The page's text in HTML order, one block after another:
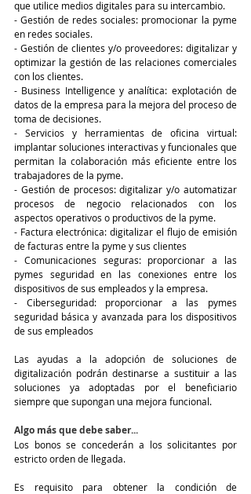
que utilice medios digitales para su intercambio.
- Gestión de redes sociales: promocionar la pyme
en redes sociales.
- Gestión de clientes y/o proveedores: digitalizar y
optimizar la gestión de las relaciones comerciales
con los clientes.
- Business Intelligence y analítica: explotación de
datos de la empresa para la mejora del proceso de
toma de decisiones.
- Servicios y herramientas de oficina virtual:
implantar soluciones interactivas y funcionales que
permitan la colaboración más eficiente entre los
trabajadores de la pyme.
- Gestión de procesos: digitalizar y/o automatizar
procesos de negocio relacionados con los
aspectos operativos o productivos de la pyme.
- Factura electrónica: digitalizar el flujo de emisión
de facturas entre la pyme y sus clientes
- Comunicaciones seguras: proporcionar a las
pymes seguridad en las conexiones entre los
dispositivos de sus empleados y la empresa.
- Ciberseguridad: proporcionar a las pymes
seguridad básica y avanzada para los dispositivos
de sus empleados
Las ayudas a la adopción de soluciones de
digitalización podrán destinarse a sustituir a las
soluciones ya adoptadas por el beneficiario
siempre que supongan una mejora funcional.
Algo más que debe saber...
Los bonos se concederán a los solicitantes por
estricto orden de llegada.
Es requisito para obtener la condición de